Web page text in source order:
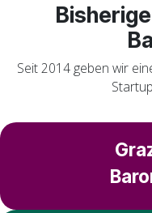
Seit 2014 geben wir